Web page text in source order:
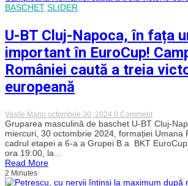
acest
BASCHET SLIDER
U-BT Cluj-Napoca, în fața
important în EuroCup!
României caută a treia
europeană
Vasile Manu octombrie 30, 2024 0 Commenton
U-
BT
Cluj-
Napoca,
nou
Gruparea masculină de baschet U-BT Cluj-
miercuri, 30 octombrie 2024, formației Umana
cadrul etapei a 6-a a Grupei B a BKT
ora 19:00, la...
Read More
2 Minutes